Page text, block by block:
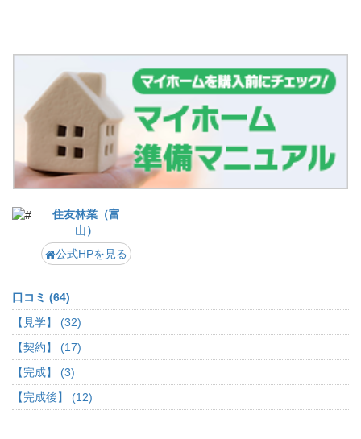
住友林業（富
山）
公式HPを見る
口コミ (64)
【見学】 (32)
【契約】 (17)
【完成】 (3)
【完成後】 (12)